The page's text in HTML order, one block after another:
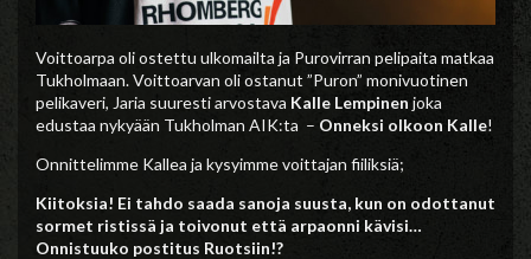
Voittoarpa oli ostettu ulkomailta ja Purovirran pelipaita matkaa
Tukholmaan. Voittoarvan oli ostanut ”Puron” monivuotinen
pelikaveri, Jaria suuresti arvostava Kalle Lempinen joka
edustaa nykyään Tukholman AIK:ta – Onneksi olkoon Kalle!
Onnittelimme Kallea ja kysyimme voittajan fiiliksiä;
Kiitoksia! Ei tahdo saada sanoja suusta, kun on odottanut
sormet ristissä ja toivonut että arpaonni kävisi…
Onnistuuko postitus Ruotsiin!?